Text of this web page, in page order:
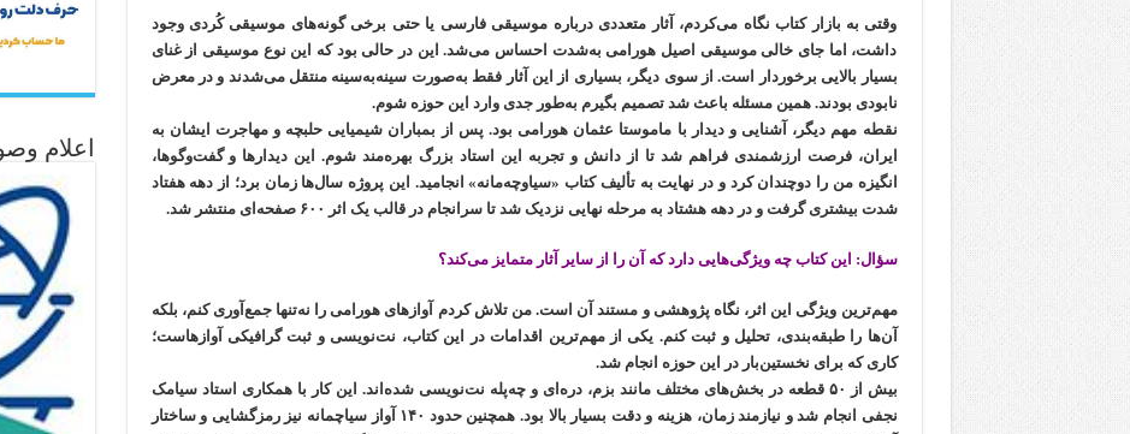
وقتی به بازار کتاب نگاه می‌کردم، آثار متعددی درباره موسیقی فارسی یا حتی برخی گونه‌های موسیقی کُردی وجود
داشت، اما جای خالی موسیقی اصیل هورامی به‌شدت احساس می‌شد. این در حالی بود که این نوع موسیقی از غنای
بسیار بالایی برخوردار است. از سوی دیگر، بسیاری از این آثار فقط به‌صورت سینه‌به‌سینه منتقل می‌شدند و در معرض
نابودی بودند. همین مسئله باعث شد تصمیم بگیرم به‌طور جدی وارد این حوزه شوم.
نقطه مهم دیگر، آشنایی و دیدار با ماموستا عثمان هورامی بود. پس از بمباران شیمیایی حلبچه و مهاجرت ایشان به
ایران، فرصت ارزشمندی فراهم شد تا از دانش و تجربه این استاد بزرگ بهره‌مند شوم. این دیدارها و گفت‌وگوها،
انگیزه من را دوچندان کرد و در نهایت به تألیف کتاب «سیاوچه‌مانه» انجامید. این پروژه سال‌ها زمان برد؛ از دهه هفتاد
شدت بیشتری گرفت و در دهه هشتاد به مرحله نهایی نزدیک شد تا سرانجام در قالب یک اثر ۶۰۰ صفحه‌ای منتشر شد.
سؤال: این کتاب چه ویژگی‌هایی دارد که آن را از سایر آثار متمایز می‌کند؟
مهم‌ترین ویژگی این اثر، نگاه پژوهشی و مستند آن است. من تلاش کردم آوازهای هورامی را نه‌تنها جمع‌آوری کنم، بلکه
آن‌ها را طبقه‌بندی، تحلیل و ثبت کنم. یکی از مهم‌ترین اقدامات در این کتاب، نت‌نویسی و ثبت گرافیکی آوازهاست؛
کاری که برای نخستین‌بار در این حوزه انجام شد.
بیش از ۵۰ قطعه در بخش‌های مختلف مانند بزم، دره‌ای و چه‌پله نت‌نویسی شده‌اند. این کار با همکاری استاد سیامک
نجفی انجام شد و نیازمند زمان، هزینه و دقت بسیار بالا بود. همچنین حدود ۱۴۰ آواز سیاچمانه نیز رمزگشایی و ساختار
اعلام